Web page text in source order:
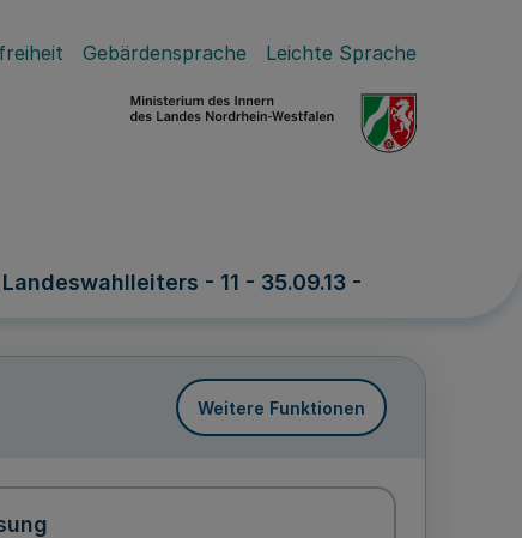
Gebärdensprache Leichte Sprache
- 11 - 35.09.13 -
Weitere Funktionen